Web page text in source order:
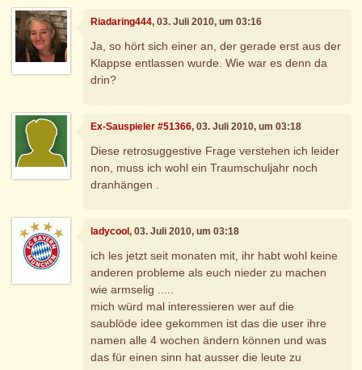
Riadaring444, 03. Juli 2010, um 03:16
Ja, so hört sich einer an, der gerade erst aus der
Klappse entlassen wurde. Wie war es denn da
drin?
Ex-Sauspieler #51366, 03. Juli 2010, um 03:18
Diese retrosuggestive Frage verstehen ich leider
non, muss ich wohl ein Traumschuljahr noch
dranhängen .
ladycool, 03. Juli 2010, um 03:18
ich les jetzt seit monaten mit, ihr habt wohl keine
anderen probleme als euch nieder zu machen
wie armselig .....
mich würd mal interessieren wer auf die
saublöde idee gekommen ist das die user ihre
namen alle 4 wochen ändern können und was
das für einen sinn hat ausser die leute zu